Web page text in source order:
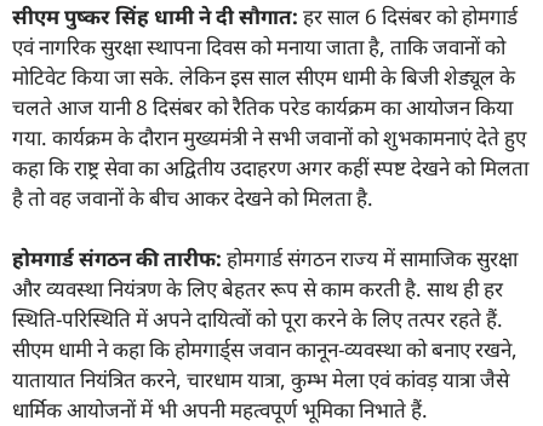
सीएम पुष्कर सिंह धामी ने दी सौगात: हर साल 6 दिसंबर को होमगार्ड
एवं नागरिक सुरक्षा स्थापना दिवस को मनाया जाता है, ताकि जवानों को
मोटिवेट किया जा सके. लेकिन इस साल सीएम धामी के बिजी शेड्यूल के
चलते आज यानी 8 दिसंबर को रैतिक परेड कार्यक्रम का आयोजन किया
गया. कार्यक्रम के दौरान मुख्यमंत्री ने सभी जवानों को शुभकामनाएं देते हुए
कहा कि राष्ट्र सेवा का अद्वितीय उदाहरण अगर कहीं स्पष्ट देखने को मिलता
है तो वह जवानों के बीच आकर देखने को मिलता है.
होमगार्ड संगठन की तारीफ: होमगार्ड संगठन राज्य में सामाजिक सुरक्षा
और व्यवस्था नियंत्रण के लिए बेहतर रूप से काम करती है. साथ ही हर
स्थिति-परिस्थिति में अपने दायित्वों को पूरा करने के लिए तत्पर रहते हैं.
सीएम धामी ने कहा कि होमगार्ड्स जवान कानून-व्यवस्था को बनाए रखने,
यातायात नियंत्रित करने, चारधाम यात्रा, कुम्भ मेला एवं कांवड़ यात्रा जैसे
धार्मिक आयोजनों में भी अपनी महत्वपूर्ण भूमिका निभाते हैं.